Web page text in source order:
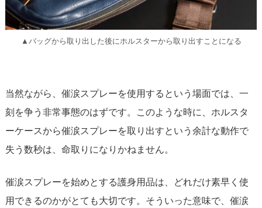
▲バッグから取り出した後にホルスターから取り出すことになる
当然ながら、催涙スプレーを使用するという場面では、一
刻を争う非常事態のはずです。このような時に、ホルスタ
ーケースから催涙スプレーを取り出すという余計な動作で
失う数秒は、命取りになりかねません。
催涙スプレーを始めとする護身用品は、どれだけ素早く使
用できるのかがとても大切です。そういった意味で、催涙